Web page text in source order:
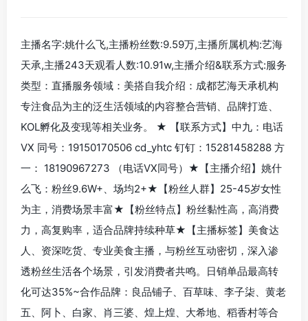
主播名字:姚什么飞,主播粉丝数:9.59万,主播所属机构:艺海
天承,主播243天观看人数:10.91w,主播介绍&联系方式:服务
类型：直播服务领域：美搭自我介绍：成都艺海天承机构
专注食品为主的泛生活领域的内容整合营销、品牌打造、
KOL孵化及变现等相关业务。 ★ 【联系方式】中九：电话
VX 同号：19150170506 cd_yhtc 钉钉：15281458288 方
一： 18190967273 （电话VX同号）★【主播介绍】姚什
么飞：粉丝9.6W+、场均2+★【粉丝人群】25-45岁女性
为主，消费场景丰富★【粉丝特点】粉丝黏性高，高消费
力，高复购率，适合品牌持续种草★【主播标签】美食达
人、资深吃货、专业美食主播，与粉丝互动密切，深入渗
透粉丝生活各个场景，引发消费者共鸣。日销单品最高转
化可达35%~合作品牌：良品铺子、百草味、李子柒、黄老
五、阿卜、白家、肖三婆、煌上煌、大希地、稻香村等合